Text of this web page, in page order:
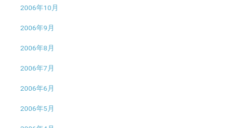
2006年10月
2006年9月
2006年8月
2006年7月
2006年6月
2006年5月